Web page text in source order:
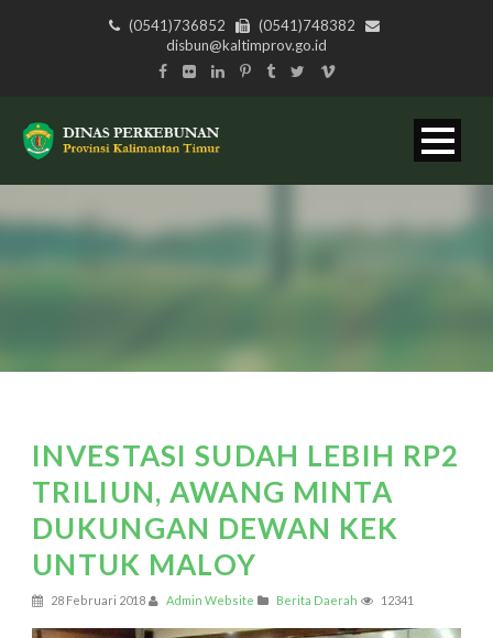
(0541)736852
(0541)748382
disbun@kaltimprov.go.id
INVESTASI SUDAH LEBIH RP2
TRILIUN, AWANG MINTA
DUKUNGAN DEWAN KEK
UNTUK MALOY
28 Februari 2018 Admin Website Berita Daerah 12341